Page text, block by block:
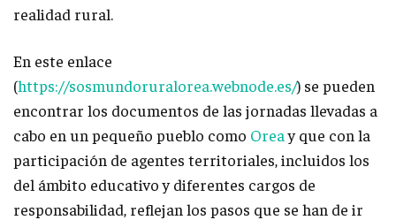
realidad rural.
En este enlace
(https://sosmundoruralorea.webnode.es/) se pueden
encontrar los documentos de las jornadas llevadas a
cabo en un pequeño pueblo como Oreay que con la
participación de agentes territoriales, incluidos los
del ámbito educativo y diferentes cargos de
responsabilidad, reflejan los pasos que se han de ir